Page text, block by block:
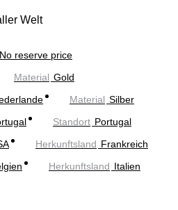
Welt
No reserve price
Material Gold
Material Silber
Standort Portugal
Herkunftsland Frankreich
Herkunftsland Italien